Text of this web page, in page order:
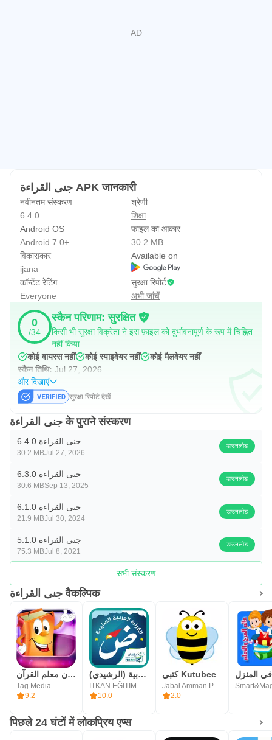
جنى القراءة APK जानकारी
नवीनतम संस्करण
6.4.0
श्रेणी
शिक्षा
Android OS
Android 7.0+
फाइल का आकार
30.2 MB
विकासकार
ijana
Available on
कॉन्टेंट रेटिंग
Everyone
सुरक्षा रिपोर्ट
अभी जांचें
0
/34
स्कैन परिणाम: सुरक्षित
किसी भी सुरक्षा विक्रेता ने इस फ़ाइल को दुर्भावनापूर्ण के रूप में चिह्नित
नहीं किया
कोई वायरस नहीं
कोई स्पाइवेयर नहीं
कोई मैलवेयर नहीं
स्कैन तिथि: Jul 27, 2026
और दिखाएं
सुरक्षा रिपोर्ट देखें
جنى القراءة के पुराने संस्करण
جنى القراءة 6.4.0
30.2 MBJul 27, 2026
डाउनलोड
جنى القراءة 6.3.0
30.6 MBSep 13, 2025
डाउनलोड
جنى القراءة 6.1.0
21.9 MBJul 30, 2024
डाउनलोड
جنى القراءة 5.1.0
75.3 MBJul 8, 2021
डाउनलोड
सभी संस्करण
جنى القراءة वैकल्पिक
عدنان معلم القرآن
Tag Media
9.2
القراءة العربية (الرشيدي)
10.0
كتبي Kutubee
2.0
पिछले 24 घंटों में लोकप्रिय एप्स